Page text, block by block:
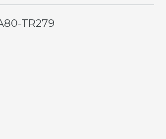
TR279